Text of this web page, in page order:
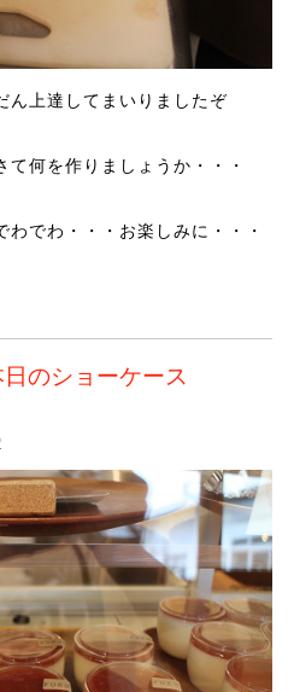
上達してまいりましたぞ
何を作りましょうか・・・
でわ・・・お楽しみに・・・
のショーケース